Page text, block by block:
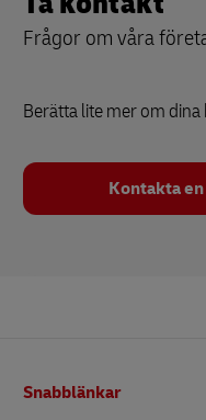
Frågor om våra
Berätta lite mer om
Kontakta
Snabblänkar